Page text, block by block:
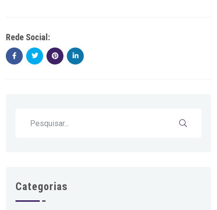
Rede Social:
Categorias